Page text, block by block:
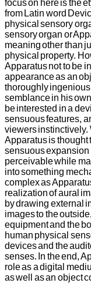
focus on here is the
from Latin word
physical sensory
sensory organ or
meaning other than
physical property.
Apparatus not to be
appearance as an
thoroughly
semblance in his
be interested in a
sensuous features,
viewers instinctively.
Apparatus is thought
sensuous expansion
perceivable while
into something
complex as
realization of aural
by drawing external
images to the
equipment and the
human physical
devices and the
senses. In the end,
role as a digital
as well as an object